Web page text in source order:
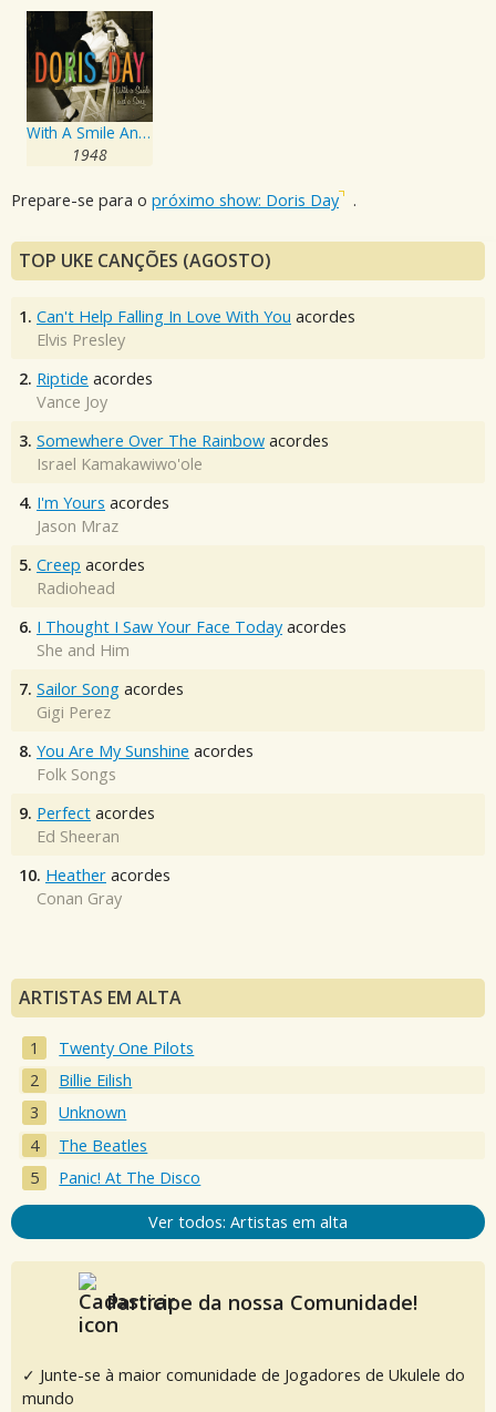
With A Smile And A Song
1948
Prepare-se para o próximo show: Doris Day .
TOP UKE CANÇÕES (AGOSTO)
1. Can't Help Falling In Love With You acordes
Elvis Presley
2. Riptide acordes
Vance Joy
3. Somewhere Over The Rainbow acordes
Israel Kamakawiwo'ole
4. I'm Yours acordes
Jason Mraz
5. Creep acordes
Radiohead
6. I Thought I Saw Your Face Today acordes
She and Him
7. Sailor Song acordes
Gigi Perez
8. You Are My Sunshine acordes
Folk Songs
9. Perfect acordes
Ed Sheeran
10. Heather acordes
Conan Gray
ARTISTAS EM ALTA
Twenty One Pilots
Billie Eilish
Unknown
The Beatles
Panic! At The Disco
Ver todos: Artistas em alta
Participe da nossa Comunidade!
✓ Junte-se à maior comunidade de Jogadores de Ukulele do
mundo